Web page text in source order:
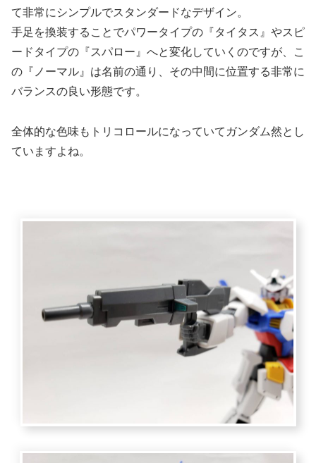
て非常にシンプルでスタンダードなデザイン。
手足を換装することでパワータイプの『タイタス』やスピ
ードタイプの『スパロー』へと変化していくのですが、こ
の『ノーマル』は名前の通り、その中間に位置する非常に
バランスの良い形態です。
全体的な色味もトリコロールになっていてガンダム然とし
ていますよね。